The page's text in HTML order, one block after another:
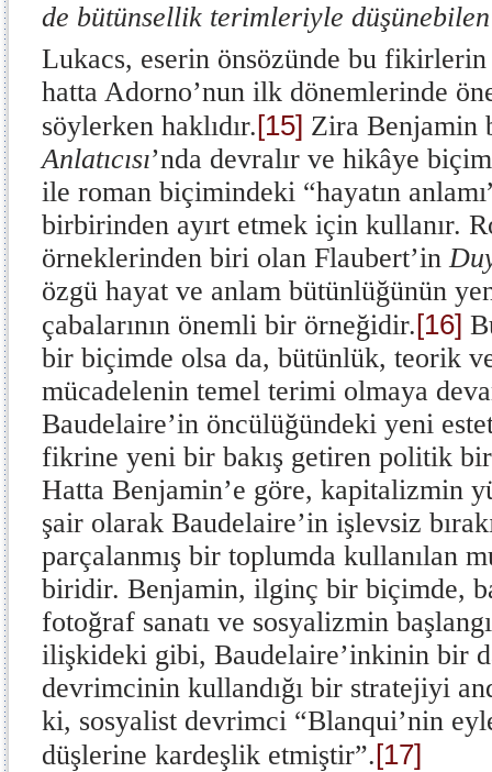
de bütünsellik terimleriyle
Lukacs, eserin önsözünde bu
hatta Adorno’nun ilk dönemlerinde
söylerken haklıdır.[15] Zira Benjamin
Anlatıcısı’nda devralır ve hikâye
ile roman biçimindeki “hayatın
birbirinden ayırt etmek için kullanır.
örneklerinden biri olan Flaubert’in
özgü hayat ve anlam bütünlüğünün
çabalarının önemli bir örneğidir.[16]
bir biçimde olsa da, bütünlük, teorik
mücadelenin temel terimi olmaya
Baudelaire’in öncülüğündeki yeni
fikrine yeni bir bakış getiren politik bir
Hatta Benjamin’e göre, kapitalizmin
şair olarak Baudelaire’in işlevsiz
parçalanmış bir toplumda kullanılan
biridir. Benjamin, ilginç bir biçimde,
fotoğraf sanatı ve sosyalizmin
ilişkideki gibi, Baudelaire’inkinin bir
devrimcinin kullandığı bir stratejiyi
ki, sosyalist devrimci “Blanqui’nin
düşlerine kardeşlik etmiştir”.[17]